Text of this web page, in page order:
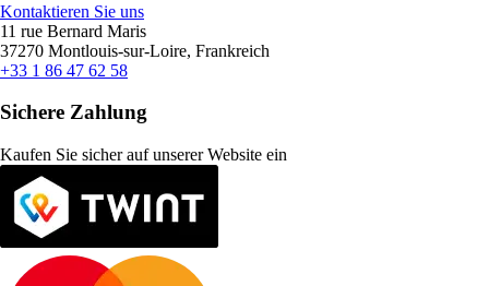
Kontaktieren Sie uns
11 rue Bernard Maris
37270 Montlouis-sur-Loire, Frankreich
+33 1 86 47 62 58
Sichere Zahlung
Kaufen Sie sicher auf unserer Website ein